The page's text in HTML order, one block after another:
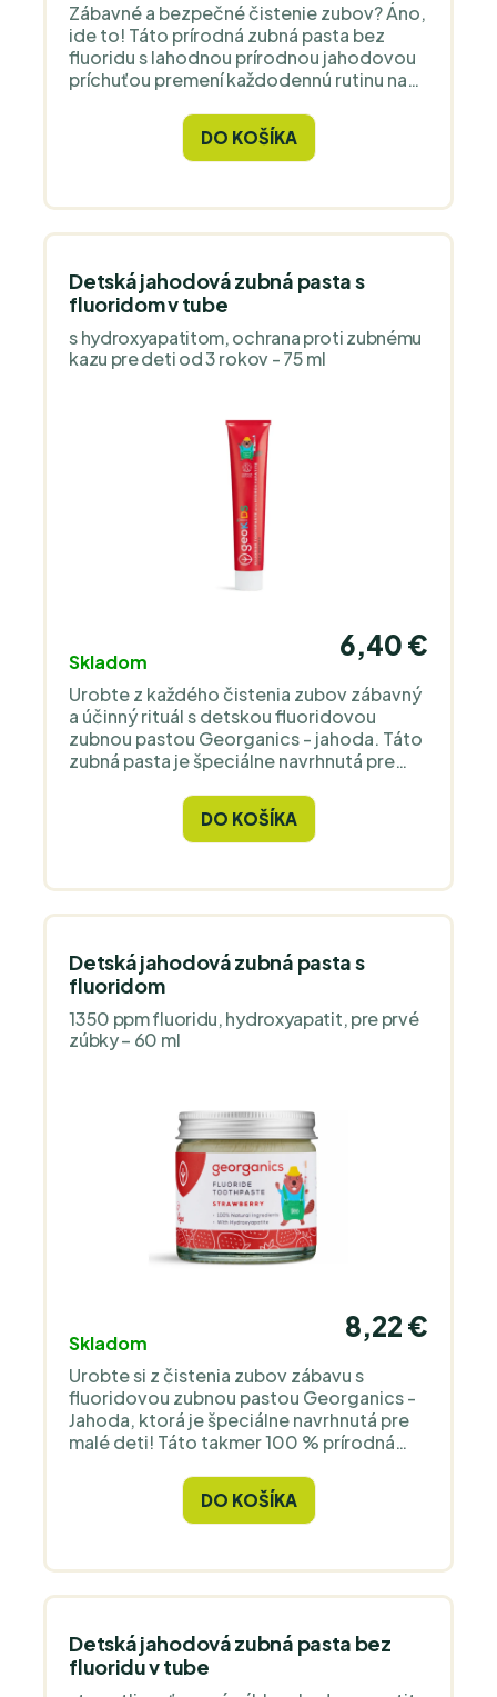
Zábavné a bezpečné čistenie zubov? Áno,
ide to! Táto prírodná zubná pasta bez
fluoridu s lahodnou prírodnou jahodovou
príchuťou premení každodennú rutinu na
citlivý detský úsmev.
DO KOŠÍKA
Detská jahodová zubná pasta s
fluoridom v tube
s hydroxyapatitom, ochrana proti zubnému
kazu pre deti od 3 rokov - 75 ml
Skladom
6,40 €
Urobte z každého čistenia zubov zábavný
a účinný rituál s detskou fluoridovou
zubnou pastou Georganics - jahoda. Táto
zubná pasta je špeciálne navrhnutá pre
účinnú ochranu pred zubným kazom.
Vďaka prírodnej jahodovej príchuti, ktorá
spríjemňuje čistenie zubov, a jedinečnej
zabezpečuje remineralizáciu zubnej
skloviny a udržiava detské zuby silné a
DO KOŠÍKA
Detská jahodová zubná pasta s
fluoridom
1350 ppm fluoridu, hydroxyapatit, pre prvé
zúbky – 60 ml
Skladom
8,22 €
Urobte si z čistenia zubov zábavu s
fluoridovou zubnou pastou Georganics -
Jahoda, ktorá je špeciálne navrhnutá pre
malé deti! Táto takmer 100 % prírodná
jahodovou príchuťou a rastlinným
farbivom robí z čistenia zubov radosť.
Kombinuje fluorid (1350 ppm),
jemnú, ale účinnú ochranu pred zubným
kazom, pomáhal remineralizovať sklovinu
DO KOŠÍKA
Detská jahodová zubná pasta bez
fluoridu v tube